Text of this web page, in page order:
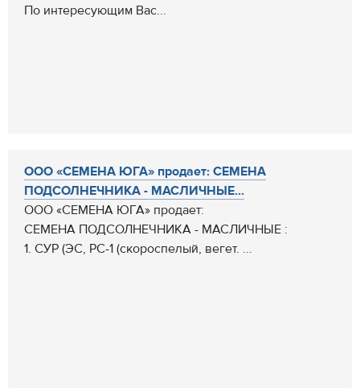
По интересующим Вас...
ООО «СЕМЕНА ЮГА» продает: СЕМЕНА
ПОДСОЛНЕЧНИКА - МАСЛИЧНЫЕ...
ООО «СЕМЕНА ЮГА» продает:
СЕМЕНА ПОДСОЛНЕЧНИКА - МАСЛИЧНЫЕ :
1. СУР (ЭС, РС-1 (скороспелый, вегет. ...